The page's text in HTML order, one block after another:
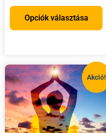
Opciók választása
Akció!